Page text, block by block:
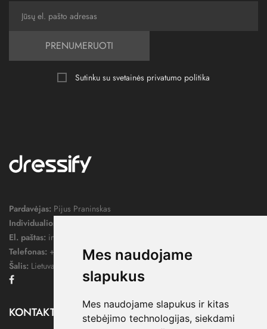
Mes naudojame
slapukus
Mes naudojame slapukus ir kitas
stebėjimo technologijas, siekdami
PRENUMERUOTI
Sutinku su svetainės privatumo politika
Pardavėjas: Pijus Praninskas
Individualios veiklos pažymos nr.:
El. paštas: info@dressify.lt
Telefonas: +370 676 78578
Šalis: Lietuva
KONTAKTAI